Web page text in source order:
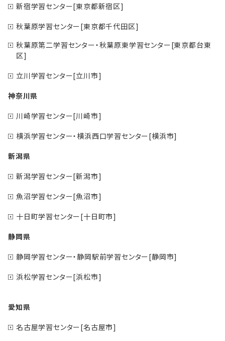
新宿学習センター[東京都新宿区]
秋葉原学習センター[東京都千代田区]
秋葉原第二学習センター・秋葉原東学習センター[東京都台東
区]
立川学習センター[立川市]
神奈川県
川崎学習センター[川崎市]
横浜学習センター・横浜西口学習センター[横浜市]
新潟県
新潟学習センター[新潟市]
魚沼学習センター[魚沼市]
十日町学習センター[十日町市]
静岡県
静岡学習センター・静岡駅前学習センター[静岡市]
浜松学習センター[浜松市]
愛知県
名古屋学習センター[名古屋市]